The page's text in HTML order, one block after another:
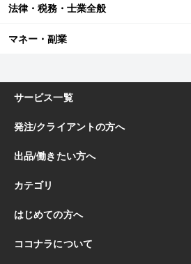
法律・税務・士業全般
マネー・副業